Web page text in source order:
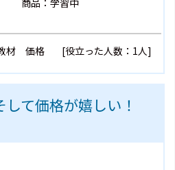
材 価格 [役立った人数：1人]
て価格が嬉しい！